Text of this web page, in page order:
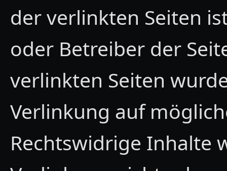
der verlinkten Seiten
oder Betreiber der
verlinkten Seiten
Verlinkung auf
Rechtswidrige Inhalte